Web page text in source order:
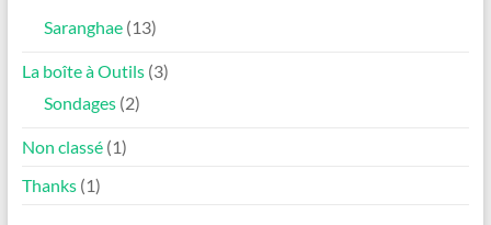
Saranghae(13)
La boîte à Outils(3)
Sondages(2)
Non classé(1)
Thanks(1)